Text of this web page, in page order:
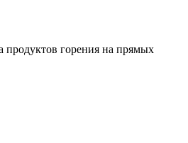
продуктов горения на прямых